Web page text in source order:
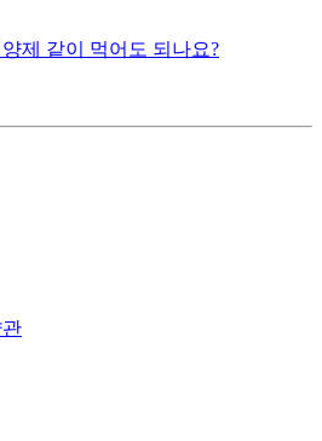
제 같이 먹어도 되나요?